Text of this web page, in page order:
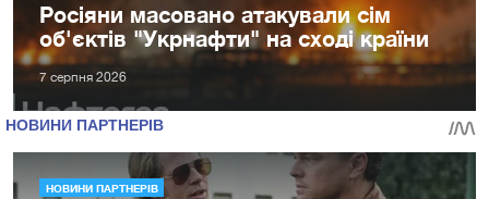
Росіяни масовано атакували сім
об'єктів "Укрнафти" на сході країни
7 серпня 2026